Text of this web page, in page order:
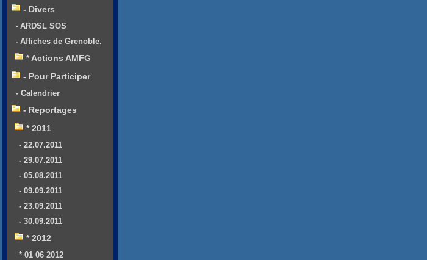
- Divers
- ARDSL SOS
- Affiches de Grenoble.
* Actions AMFG
- Pour Participer
- Calendrier
- Reportages
* 2011
- 22.07.2011
- 29.07.2011
- 05.08.2011
- 09.09.2011
- 23.09.2011
- 30.09.2011
* 2012
* 01 06 2012